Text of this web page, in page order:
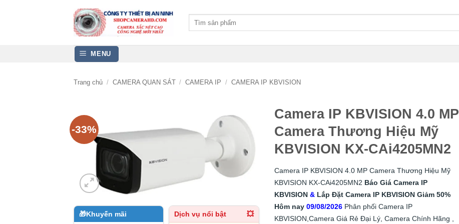
MENU
Trang chủ / CAMERA QUAN SÁT / CAMERA IP / CAMERA IP KBVISION
-33%
🎁Khuyến mãi Dịch vụ nổi bật 💥
Camera IP KBVISION 4.0 MP
Camera Thương Hiệu Mỹ
KBVISION KX-CAi4205MN2
Camera IP KBVISION 4.0 MP Camera Thương Hiệu Mỹ
KBVISION KX-CAi4205MN2 Báo Giá Camera IP
KBVISION & Lắp Đặt Camera IP KBVISIONGiảm 50%
Hôm nay 09/08/2026Phân phối Camera IP
KBVISION,Camera Giá Rẻ Đại Lý, Camera Chính Hãng ,